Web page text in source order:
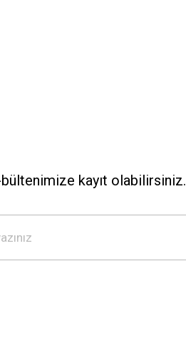
kayıt olabilirsiniz.